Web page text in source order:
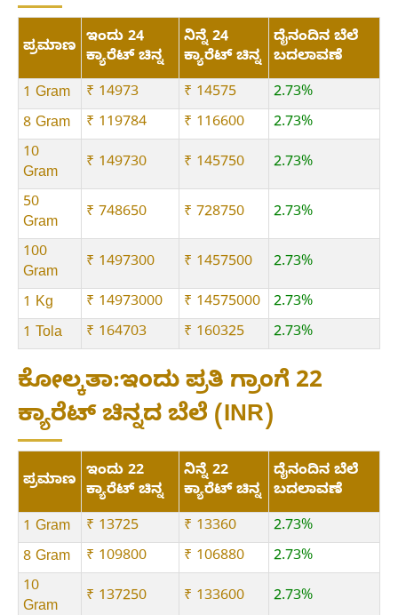
ಪ್ರಮಾಣ ಇಂದು 24
ಕ್ಯಾರೆಟ್ ಚಿನ್ನ
ನಿನ್ನೆ 24
ಕ್ಯಾರೆಟ್ ಚಿನ್ನ
ದೈನಂದಿನ ಬೆಲೆ
ಬದಲಾವಣೆ
1 Gram
₹ 14973 ₹ 14575
2.73%
8 Gram
₹ 119784 ₹ 116600
2.73%
10
Gram
₹ 149730 ₹ 145750 2.73%
50
Gram
₹ 748650 ₹ 728750 2.73%
100
Gram
₹ 1497300 ₹ 1457500 2.73%
1 Kg ₹ 14973000 ₹ 14575000
2.73%
1 Tola
₹ 164703 ₹ 160325 2.73%
ಕೋಲ್ಕತಾ:ಇಂದು ಪ್ರತಿ ಗ್ರಾಂಗೆ 22
ಕ್ಯಾರೆಟ್ ಚಿನ್ನದ ಬೆಲೆ (INR)
ಪ್ರಮಾಣ ಇಂದು 22
ಕ್ಯಾರೆಟ್ ಚಿನ್ನ
ನಿನ್ನೆ 22
ಕ್ಯಾರೆಟ್ ಚಿನ್ನ
ದೈನಂದಿನ ಬೆಲೆ
ಬದಲಾವಣೆ
1 Gram
₹ 13725 ₹ 13360
2.73%
8 Gram
₹ 109800 ₹ 106880
2.73%
10
Gram
₹ 137250 ₹ 133600 2.73%